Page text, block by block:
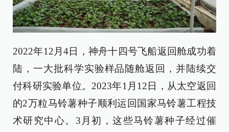
2022年12月4日，神舟十四号飞船返回舱成功着
陆，一大批科学实验样品随舱返回，并陆续交
付科研实验单位。2023年1月12日，从太空返回
的2万粒马铃薯种子顺利运回国家马铃薯工程技
术研究中心。3月初，这些马铃薯种子经过催